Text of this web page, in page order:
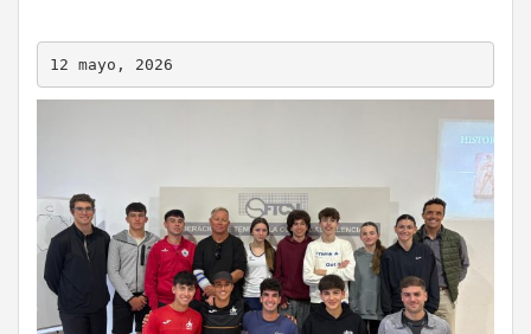
12 mayo, 2026